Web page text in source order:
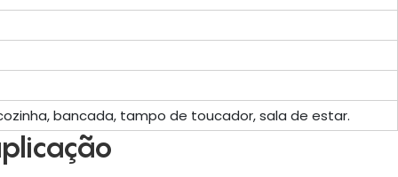
bancada, tampo de toucador, sala de estar.